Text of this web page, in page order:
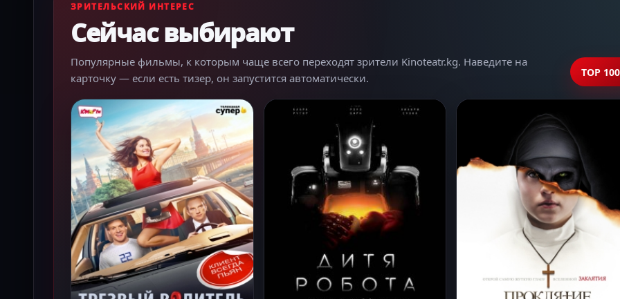
ЗРИТЕЛЬСКИЙ ИНТЕРЕС
Сейчас выбирают
Популярные фильмы, к которым чаще всего переходят зрители Kinoteatr.kg. Наведите на
карточку — если есть тизер, он запустится автоматически.
TOP 100